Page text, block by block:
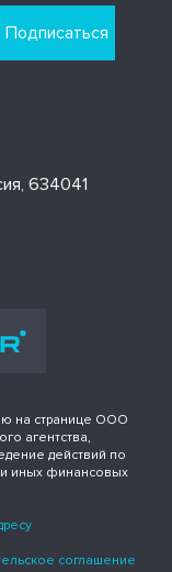
Подписаться
634041
на странице ООО
агентства,
действий по
иных финансовых
соглашение